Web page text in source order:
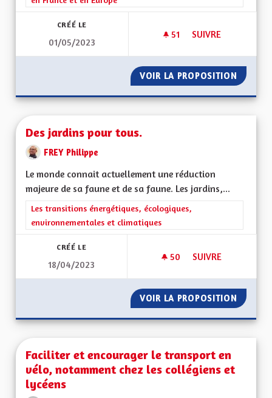
CRÉÉ LE
01/05/2023
51 51 ABONNÉS
SUIVRE
VOIR LA PROPOSITION FAIRE
Des jardins pour tous.
FREY Philippe
Le monde connait actuellement une réduction
majeure de sa faune et de sa faune. Les jardins,...
Filtrer les résultats de la catégorie : Les transitions
Les transitions énergétiques, écologiques,
environnementales et climatiques
CRÉÉ LE
18/04/2023
50 50 ABONNÉS
SUIVRE
VOIR LA PROPOSITION DES
Faciliter et encourager le transport en
vélo, notamment chez les collégiens et
lycéens